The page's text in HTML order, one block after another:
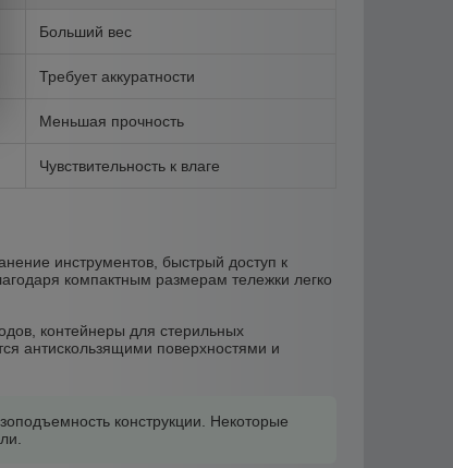
Больший вес
Требует аккуратности
Меньшая прочность
Чувствительность к влаге
инструментов, быстрый доступ к
компактным размерам тележки легко
контейнеры для стерильных
антискользящими поверхностями и
конструкции. Некоторые